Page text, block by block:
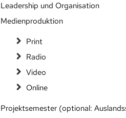
Leadership und Organisation
Medienproduktion
Print
Radio
Video
Online
Projektsemester (optional: